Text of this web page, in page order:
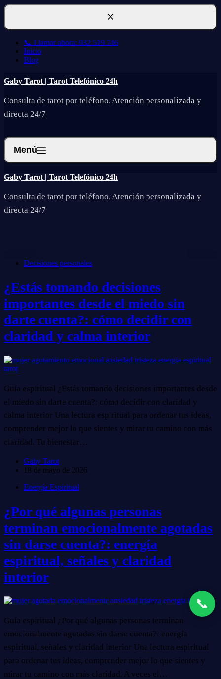
Saltar
contenido
📞 Llamar ahora: 932 519 746
Inicio
Blog
Gaby Tarot | Tarot Telefónico 24h
Consulta de tarot por teléfono. Atención personalizada y
directa 24/7
Menú
Gaby Tarot | Tarot Telefónico 24h
Consulta de tarot por teléfono. Atención personalizada y
directa 24/7
Decisiones personales
¿Estás tomando decisiones
importantes desde el miedo sin
darte cuenta?: cómo decidir con
claridad y calma interior
Guía espiritual ¿Estás tomando decisiones importantes desde
el miedo sin darte cuenta?: cómo decidir con claridad y
calma interior Una lectura espiritual para ordenar tus ideas,
comprender mejor lo que sientes y mirar tu camino con más
claridad. Tu bienestar…
Gaby Tarot
18 de mayo de 2026
Energía Espiritual
¿Por qué algunas personas
terminan emocionalmente agotadas
sin darse cuenta?: energía
espiritual, señales y claridad
interior
Guía espiritual ¿Por qué algunas personas terminan
emocionalmente agotadas sin darse cuenta?: energía
espiritual, señales y claridad interior Una lectura espiritual
para ordenar tus ideas, comprender mejor lo que sientes y
mirar tu camino con más claridad. A veces el…
📞